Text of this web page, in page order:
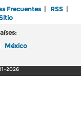
Frecuentes | RSS |
México
2026